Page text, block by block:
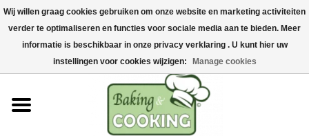
Home
Bak-& kookgerei
Machines & onderdelen
Wij willen graag cookies gebruiken om onze website en marketing activiteiten
verder te optimaliseren en functies voor sociale media aan te bieden. Meer
informatie is beschikbaar in onze privacy verklaring . U kunt hier uw
instellingen voor cookies wijzigen:
Manage cookies